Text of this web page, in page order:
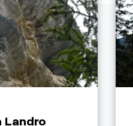
Landro